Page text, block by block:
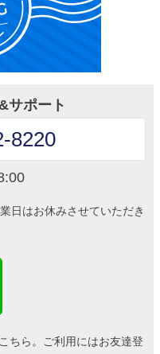
サポート
8220
日はお休みさせていただき
ちら。ご利用にはお友達登